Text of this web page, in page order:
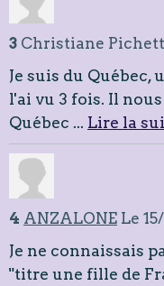
3 Christiane
Je suis du
l'ai vu 3 fois. Il
Québec ... Lire la
4 ANZALONE Le
Je ne connaissais
"titre une fille de